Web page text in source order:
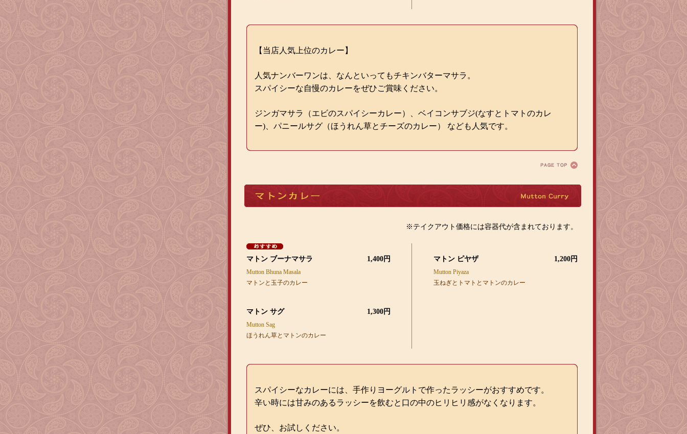
【当店人気上位のカレー】
人気ナンバーワンは、なんといってもチキンバターマサラ。
スパイシーな自慢のカレーをぜひご賞味ください。
ジンガマサラ（エビのスパイシーカレー）、ベイコンサブジ(なすとトマトのカレ
ー)、パニールサグ（ほうれん草とチーズのカレー） なども人気です。
ン
カ
ー
※テイクアウト価格には容器代が含まれております。
マトン ブーナマサラ 1,400円
Mutton Bhuna Masala
マトンと玉子のカレー
マトン ピヤザ 1,200円
Mutton Piyaza
玉ねぎとトマトとマトンのカレー
マトン サグ 1,300円
Mutton Sag
ほうれん草とマトンのカレー
スパイシーなカレーには、手作りヨーグルトで作ったラッシーがおすすめです。
辛い時には甘みのあるラッシーを飲むと口の中のヒリヒリ感がなくなります。
ぜひ、お試しください。